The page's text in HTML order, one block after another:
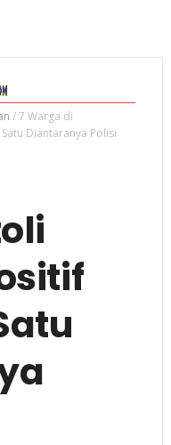
/7 Warga di
Diantaranya Polisi